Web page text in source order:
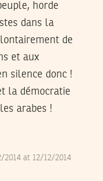
horde
dans la
de
et aux
silence donc !
la démocratie
arabes !
2014 at 12/12/2014